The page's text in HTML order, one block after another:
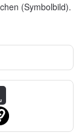
(Symbolbild).